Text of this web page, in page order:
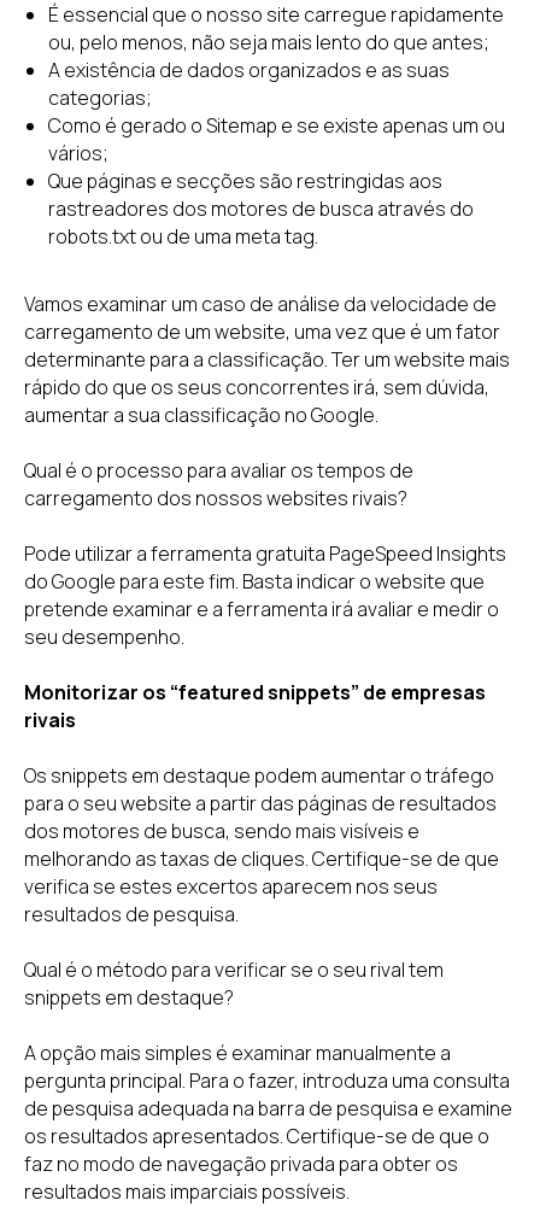
É essencial que o nosso site carregue rapidamente
ou, pelo menos, não seja mais lento do que antes;
A existência de dados organizados e as suas
categorias;
Como é gerado o Sitemap e se existe apenas um ou
vários;
Que páginas e secções são restringidas aos
rastreadores dos motores de busca através do
robots.txt ou de uma meta tag.
Vamos examinar um caso de análise da velocidade de
carregamento de um website, uma vez que é um fator
determinante para a classificação. Ter um website mais
rápido do que os seus concorrentes irá, sem dúvida,
aumentar a sua classificação no Google.
Qual é o processo para avaliar os tempos de
carregamento dos nossos websites rivais?
Pode utilizar a ferramenta gratuita PageSpeed Insights
do Google para este fim. Basta indicar o website que
pretende examinar e a ferramenta irá avaliar e medir o
seu desempenho.
Monitorizar os “featured snippets” de empresas
rivais
Os snippets em destaque podem aumentar o tráfego
para o seu website a partir das páginas de resultados
dos motores de busca, sendo mais visíveis e
melhorando as taxas de cliques. Certifique-se de que
verifica se estes excertos aparecem nos seus
resultados de pesquisa.
Qual é o método para verificar se o seu rival tem
snippets em destaque?
A opção mais simples é examinar manualmente a
pergunta principal. Para o fazer, introduza uma consulta
de pesquisa adequada na barra de pesquisa e examine
os resultados apresentados. Certifique-se de que o
faz no modo de navegação privada para obter os
resultados mais imparciais possíveis.